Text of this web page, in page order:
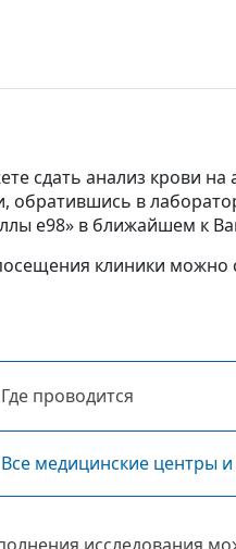
сдать анализ крови
обратившись в
е98» в ближайшем к
клиники можно
Где проводится
Все медицинские центры